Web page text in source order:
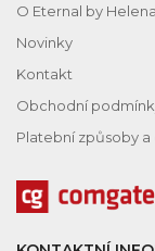
O Eternal by Helena
Novinky
Kontakt
Obchodní
Platební způsoby a